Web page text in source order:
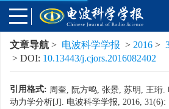
文章导航 > 电波科学学报 > 2016 >
> DOI: 10.13443/j.cjors.2016082402
引用格式: 周奎, 阮方鸣, 张景, 苏明, 王珩
动力学分析[J]. 电波科学学报, 2016, 31(6):